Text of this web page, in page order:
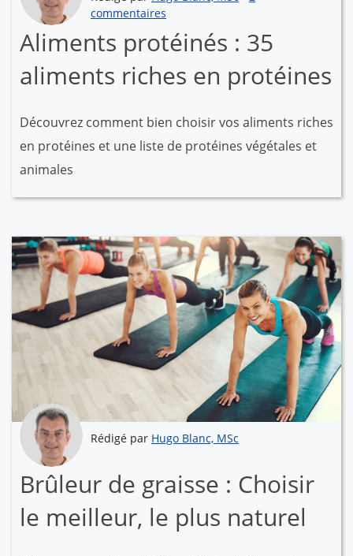
commentaires
Aliments protéinés : 35
aliments riches en protéines
Découvrez comment bien choisir vos aliments riches
en protéines et une liste de protéines végétales et
animales
Rédigé par Hugo Blanc, MSc
Brûleur de graisse : Choisir
le meilleur, le plus naturel